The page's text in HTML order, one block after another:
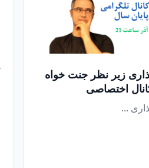
زیر نظر جنت خواه
اختصاصی